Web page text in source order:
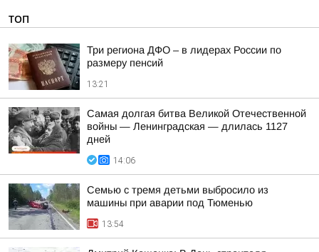
ТОП
Три региона ДФО – в лидерах России по
размеру пенсий
13:21
Самая долгая битва Великой Отечественной
войны — Ленинградская — длилась 1127
дней
14:06
Семью с тремя детьми выбросило из
машины при аварии под Тюменью
13:54